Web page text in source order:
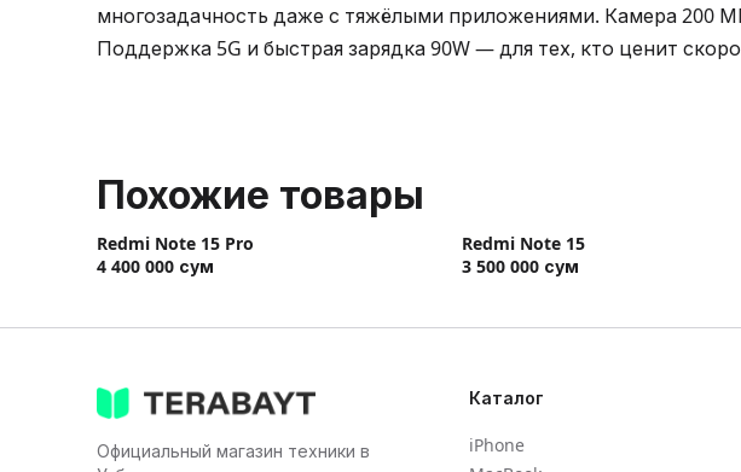
многозадачность даже с тяжёлыми приложениями. Камера 200
Похожие товары
Redmi Note 15 Pro
4 400 000 сум
Redmi Note 15
3 500 000 сум
Официальный магазин техники в
Каталог
iPhone